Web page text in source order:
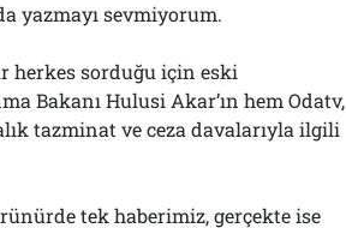
yazmayı sevmiyorum.
herkes sorduğu için eski
Bakanı Hulusi Akar’ın hem Odatv,
tazminat ve ceza davalarıyla ilgili
tek haberimiz, gerçekte ise